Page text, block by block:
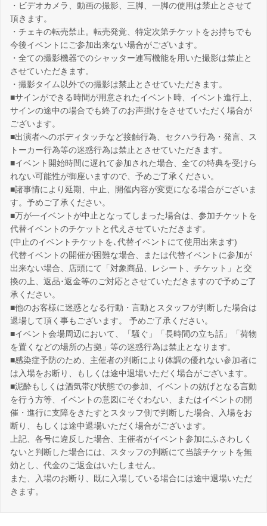
・ビデオカメラ、動画の撮影、三脚、一脚の使用は禁止とさせて
頂きます。
・チェキの転売禁止。転売発覚、特定次第チケットをお持ちでも
今後イベントにご参加出来ない場合がございます。
・全ての撮影機器でのシャッター連写機能を用いた撮影は禁止と
させていただきます。
・撮影タイム以外での撮影は禁止とさせていただきます。
■サインができる時間が用意されたイベント時、イベント進行上、
サインの途中の場合でも終了のお声掛けをさせていただく場合が
ございます。
■出演者へのボディタッチなど接触行為、セクハラ行為・発言、ス
トーカー行為等の迷惑行為は禁止とさせていただきます。
■イベント開始時間に遅れて参加された場合、全ての特典を受けら
れない可能性が御座いますので、予めご了承ください。
■諸事情により延期、中止、開催内容が変更になる場合がございま
す。予めご了承ください。
■万が一イベントが中止となってしまった場合は、参加チケットを
代替イベントのチケットと代えさせていただきます。
(中止のイベントチケットを､代替イベントにて使用出来ます)
代替イベントの開催が困難な場合、または代替イベントに参加が
出来ない場合、店頭にて「対象商品、レシート、チケット」と交
換の上、返品･返金等のご対応とさせていただきますので予めご了
承ください。
■他のお客様に迷惑となる行動・言動とスタッフが判断した場合は
退場して頂く事もございます。 予めご了承ください。
■イベント会場周辺において、「騒ぐ」「長時間の立ち話」「荷物
を置くなどの場所の占拠」等の迷惑行為は禁止となります。
■感染症予防のため、主催者の判断により体調の優れない参加者に
は入場をお断り、もしくは途中退場いただく場合がございます。
■泥酔もしくは酒気帯び状態での参加、イベントの妨げとなる言動
を行う方等、イベントの意図にそぐわない、またはイベントの開
催・進行に支障をきたすとスタッフ側で判断した場合、入場をお
断り、もしくは途中退場いただく場合がございます。
上記、各号に違反した場合、主催者がイベント参加にふさわしく
ないと判断した場合には、スタッフの判断にて当該チケットを無
効とし、代金のご返金はいたしません。
また、入場のお断り、既に入場している場合には途中退場いただ
きます。